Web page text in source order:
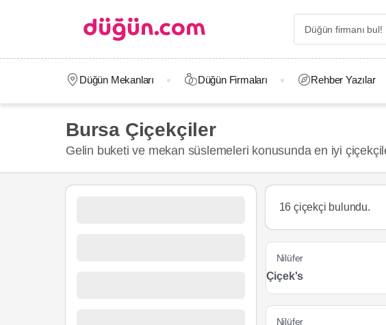
Düğün Mekanları Düğün Firmaları Rehber Yazılar
Bursa Çiçekçiler
Gelin buketi ve mekan süslemeleri konusunda en iyi
16 çiçekçi bulundu.
Nilüfer
Çiçek's
Nilüfer